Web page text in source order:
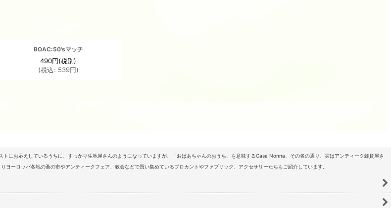
BOAC:50'sマッチ
490円(税別)
(税込: 539円)
にお応えしているうちに、すっかり生地屋さんのようになっていますが、「おばあちゃんのおうち」を意味するCasa Nonna、その名の通り、実はアンティーク雑貨屋さ
ーロッパ各地の蚤の市やアンティークフェア、教会などで買い集めているブロカントやファブリック、アクセサリーたちもご紹介しています。